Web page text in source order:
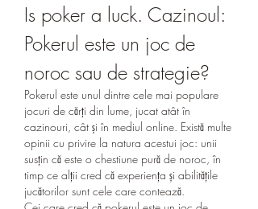
Is poker a luck. Cazinoul:
Pokerul este un joc de
noroc sau de strategie?
Pokerul este unul dintre cele mai populare
jocuri de cărți din lume, jucat atât în
cazinouri, cât și în mediul online. Există multe
opinii cu privire la natura acestui joc: unii
susțin că este o chestiune pură de noroc, în
timp ce alții cred că experiența și abilitățile
jucătorilor sunt cele care contează.